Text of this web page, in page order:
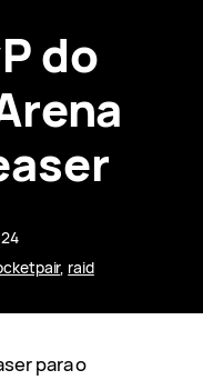
do
, raid
para o